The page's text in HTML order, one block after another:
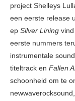
project Shelleys
een eerste release
ep Silver Lining
eerste nummers
instrumentale
titeltrack en Fallen
schoonheid om te